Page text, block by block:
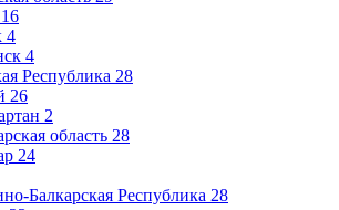
16
4
4
Республика 28
26
2
область 28
24
Балкарская Республика 28